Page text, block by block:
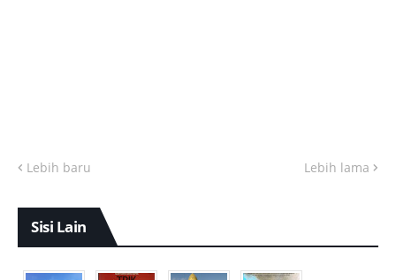
Lebih baru Lebih lama
Sisi Lain